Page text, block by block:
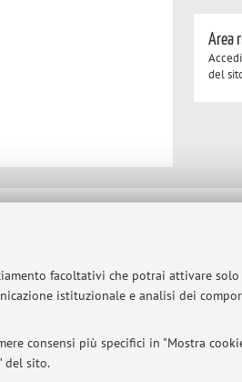
facoltativi che potrai attivare
istituzionale e analisi dei
consensi più specifici in "Mostra
del sito.
Area
del
01131710376 Privacy|Note legali|